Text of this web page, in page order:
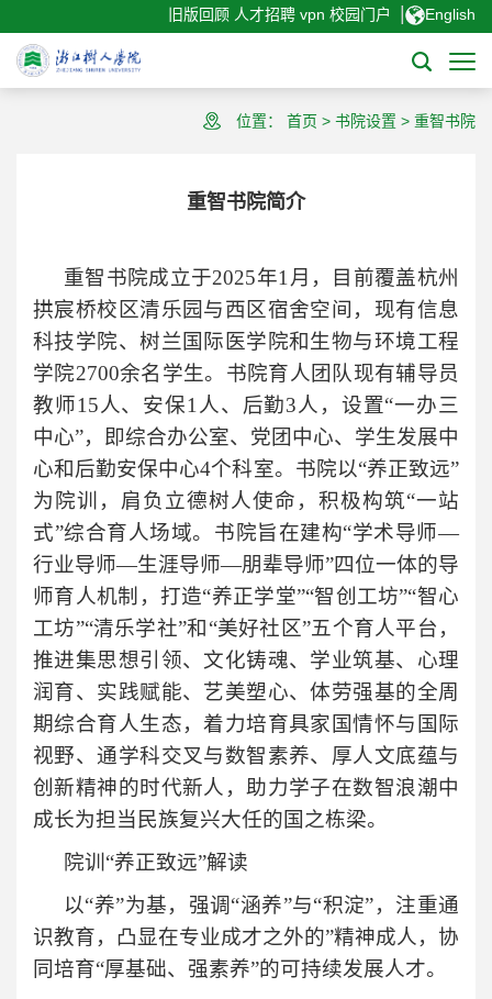
旧版回顾 人才招聘 vpn 校园门户 English
位置： 首页 > 书院设置 > 重智书院
重智书院简介
重智书院成立于2025年1 月，目前覆盖杭州
拱宸桥校区清乐园与西区宿舍空间，现有信息
科技学院、树兰国际医学院和生物与环境工程
学院2700余名学生。书院育人团队现有辅导员
教师15人、安保1人、后勤3人，设置“一办三
中心”，即综合办公室、党团中心、学生发展中
心和后勤安保中心4个科室。书院以“养正致远”
为院训，肩负立德树人使命，积极构筑“一站
式”综合育人场域。书院旨在建构“学术导师—
行业导师—生涯导师—朋辈导师”四位一体的导
师育人机制，打造“养正学堂”“智创工坊”“智心
工坊”“清乐学社”和“美好社区”五个育人平台，
推进集思想引领、文化铸魂、学业筑基、心理
润育、实践赋能、艺美塑心、体劳强基的全周
期综合育人生态，着力培育具家国情怀与国际
视野、通学科交叉与数智素养、厚人文底蕴与
创新精神的时代新人，助力学子在数智浪潮中
成长为担当民族复兴大任的国之栋梁。
院训“养正致远”解读
以“养”为基，强调“涵养”与“积淀”，注重通
识教育，凸显在专业成才之外的”精神成人，协
同培育“厚基础、强素养”的可持续发展人才。